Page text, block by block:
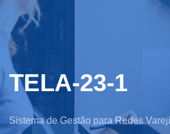
TELA-23-1
Sistema de Gestão para Redes